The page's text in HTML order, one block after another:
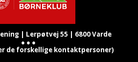
| Lerpøtvej 55 | 6800 Varde
● ● ●
de forskellige kontaktpersoner)